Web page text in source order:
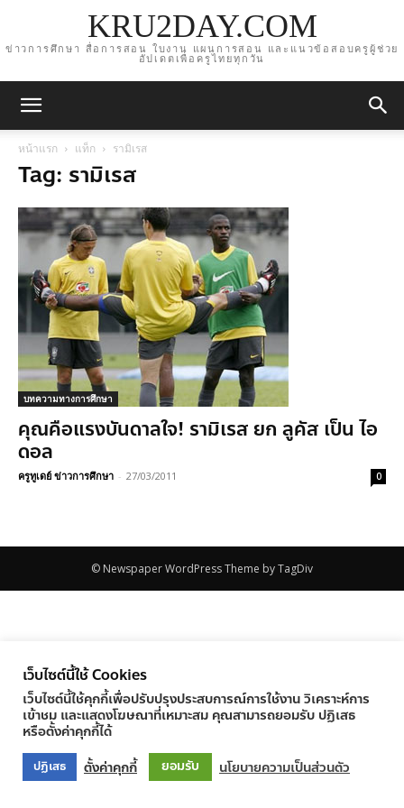
KRU2DAY.COM
ข่าวการศึกษา สื่อการสอน ใบงาน แผนการสอน และแนวข้อสอบครูผู้ช่วย
อัปเดตเพื่อครูไทยทุกวัน
หน้าแรก แท็ก รามิเรส
Tag: รามิเรส
บทความทางการศึกษา
คุณคือแรงบันดาลใจ! รามิเรส ยก ลูคัส เป็น ไอ
ดอล
ครูทูเดย์ ข่าวการศึกษา - 27/03/2011 0
© Newspaper WordPress Theme by TagDiv
เว็บไซต์นี้ใช้ Cookies
เว็บไซต์นี้ใช้คุกกี้เพื่อปรับปรุงประสบการณ์การใช้งาน วิเคราะห์การ
เข้าชม และแสดงโฆษณาที่เหมาะสม คุณสามารถยอมรับ ปฏิเสธ
หรือตั้งค่าคุกกี้ได้
ปฏิเสธ ตั้งค่าคุกกี้ ยอมรับ นโยบายความเป็นส่วนตัว